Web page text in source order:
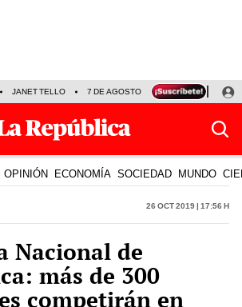
JANET TELLO 7 DE AGOSTO TINKA RESULTADOS
OPINIÓN ECONOMÍA SOCIEDAD MUNDO
26 Oct 2019 | 17:56 h
Nacional de
más de 300
competirán en